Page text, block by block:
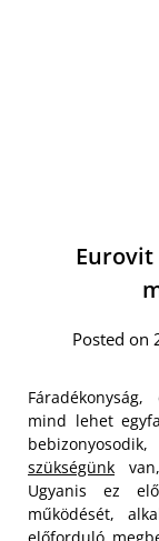
Posted on
mind lehet
szükségünk
Ugyanis ez
működését,